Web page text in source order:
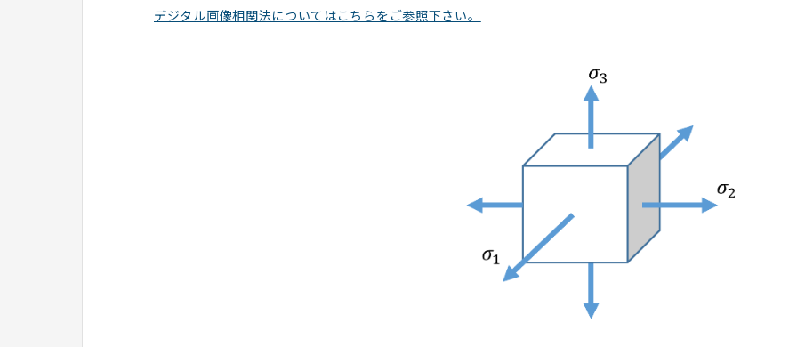
デジタル画像相関法についてはこちらをご参照下さい。